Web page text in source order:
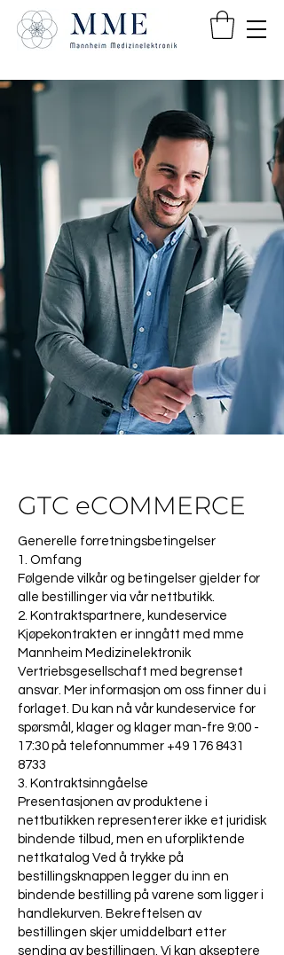
GTC eCOMMERCE
Generelle forretningsbetingelser
1. Omfang
Følgende vilkår og betingelser gjelder for
alle bestillinger via vår nettbutikk.
2. Kontraktspartnere, kundeservice
Kjøpekontrakten er inngått med mme
Mannheim Medizinelektronik
Vertriebsgesellschaft med begrenset
ansvar. Mer informasjon om oss finner du i
forlaget. Du kan nå vår kundeservice for
spørsmål, klager og klager man-fre 9:00 -
17:30 på telefonnummer +49 176 8431
8733
3. Kontraktsinngåelse
Presentasjonen av produktene i
nettbutikken representerer ikke et juridisk
bindende tilbud, men en uforpliktende
nettkatalog Ved å trykke på
bestillingsknappen legger du inn en
bindende bestilling på varene som ligger i
handlekurven. Bekreftelsen av
bestillingen skjer umiddelbart etter
sending av bestillingen. Vi kan akseptere